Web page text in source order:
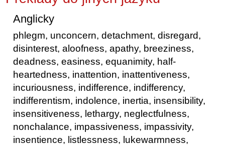
Anglicky
phlegm, unconcern, detachment, disregard,
disinterest, aloofness, apathy, breeziness,
deadness, easiness, equanimity, half-
heartedness, inattention, inattentiveness,
incuriousness, indifference, indifferency,
indifferentism, indolence, inertia, insensibility,
insensitiveness, lethargy, neglectfulness,
nonchalance, impassiveness, impassivity,
insentience, listlessness, lukewarmness,